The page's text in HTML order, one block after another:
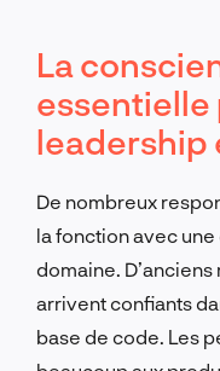
La
essentielle
leadership
De nombreux
la fonction avec
domaine.
arrivent confiants
base de code. Les